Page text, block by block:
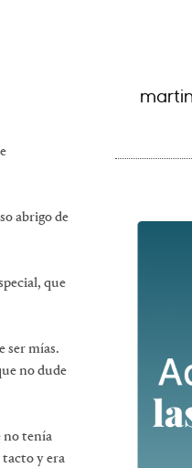
abrigo de
que
ser mías.
no dude
no tenía
tacto y era